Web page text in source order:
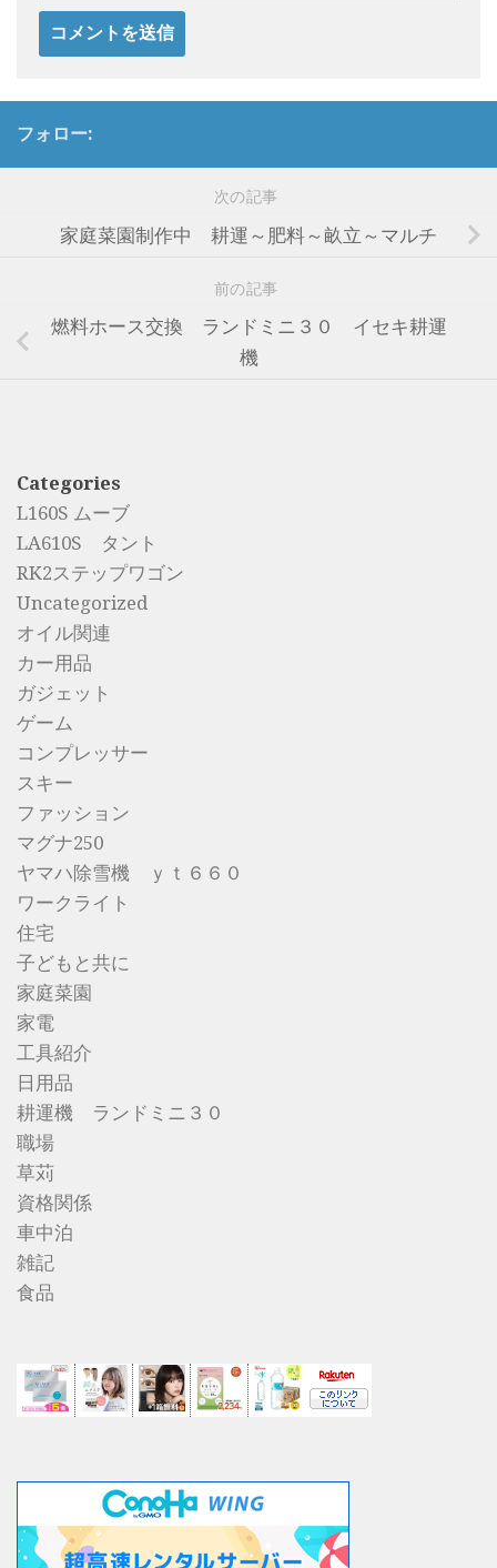
フォロー:
次の記事
家庭菜園制作中 耕運～肥料～畝立～マルチ
前の記事
燃料ホース交換 ランドミニ３０ イセキ耕運
機
Categories
L160S ムーブ
LA610S タント
RK2ステップワゴン
Uncategorized
オイル関連
カー用品
ガジェット
ゲーム
コンプレッサー
スキー
ファッション
マグナ250
ヤマハ除雪機 ｙｔ６６０
ワークライト
住宅
子どもと共に
家庭菜園
家電
工具紹介
日用品
耕運機 ランドミニ３０
職場
草苅
資格関係
車中泊
雑記
食品